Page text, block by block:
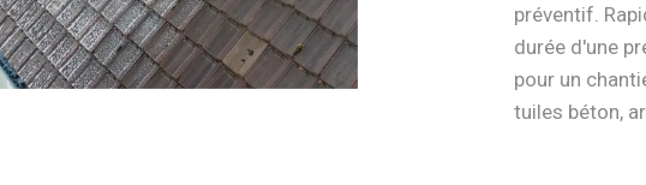
préventif.
durée d'une
pour un
tuiles béton,